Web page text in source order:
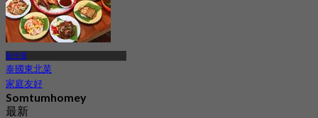
龍仔厝
泰國東北菜
家庭友好
Somtumhomey
最新